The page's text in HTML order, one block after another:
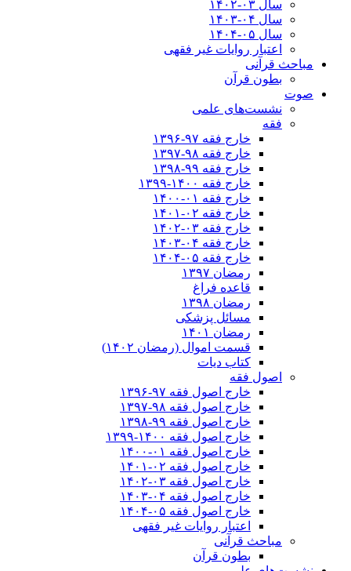
سال ۰۳-۱۴۰۲
سال ۰۴-۱۴۰۳
سال ۰۵-۱۴۰۴
اعتبار روایات غیر فقهی
مباحث قرآنی
بطون قرآن
صوت
نشست‌های علمی
فقه
خارج فقه ۹۷-۱۳۹۶
خارج فقه ۹۸-۱۳۹۷
خارج فقه ۹۹-۱۳۹۸
خارج فقه ۱۴۰۰-۱۳۹۹
خارج فقه ۰۱-۱۴۰۰
خارج فقه ۰۲-۱۴۰۱
خارج فقه ۰۳-۱۴۰۲
خارج فقه ۰۴-۱۴۰۳
خارج فقه ۰۵-۱۴۰۴
رمضان ۱۳۹۷
قاعده فراغ
رمضان ۱۳۹۸
مسائل پزشکی
رمضان ۱۴۰۱
قسمت اموال (رمضان ۱۴۰۲)
کتاب دیات
اصول فقه
خارج اصول فقه ۹۷-۱۳۹۶
خارج اصول فقه ۹۸-۱۳۹۷
خارج اصول فقه ۹۹-۱۳۹۸
خارج اصول فقه ۱۴۰۰-۱۳۹۹
خارج اصول فقه ۰۱-۱۴۰۰
خارج اصول فقه ۰۲-۱۴۰۱
خارج اصول فقه ۰۳-۱۴۰۲
خارج اصول فقه ۰۴-۱۴۰۳
خارج اصول فقه ۰۵-۱۴۰۴
اعتبار روایات غیر فقهی
مباحث قرآنی
بطون قرآن